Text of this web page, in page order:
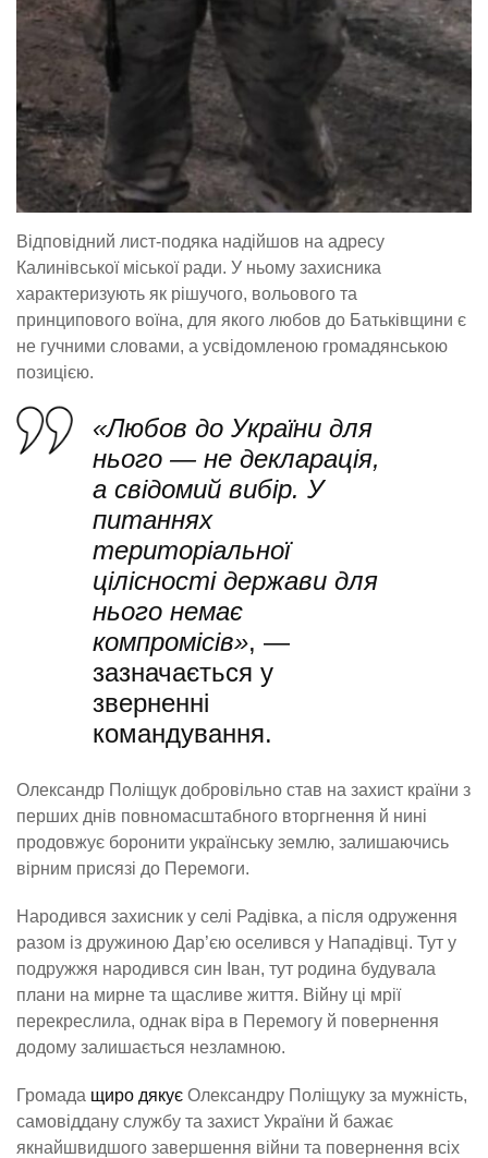
Відповідний лист-подяка надійшов на адресу
Калинівської міської ради. У ньому захисника
характеризують як рішучого, вольового та
принципового воїна, для якого любов до Батьківщини є
не гучними словами, а усвідомленою громадянською
позицією.
«Любов до України для
нього — не декларація,
а свідомий вибір. У
питаннях
територіальної
цілісності держави для
нього немає
компромісів», —
зазначається у
зверненні
командування.
Олександр Поліщук добровільно став на захист країни з
перших днів повномасштабного вторгнення й нині
продовжує боронити українську землю, залишаючись
вірним присязі до Перемоги.
Народився захисник у селі Радівка, а після одруження
разом із дружиною Дар’єю оселився у Нападівці. Тут у
подружжя народився син Іван, тут родина будувала
плани на мирне та щасливе життя. Війну ці мрії
перекреслила, однак віра в Перемогу й повернення
додому залишається незламною.
Громада щиро дякує Олександру Поліщуку за мужність,
самовіддану службу та захист України й бажає
якнайшвидшого завершення війни та повернення всіх